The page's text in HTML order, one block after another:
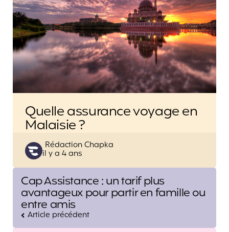
Quelle assurance voyage en
Malaisie ?
Posted
by
Rédaction Chapka
il y a 4 ans
Post
navigation
Cap Assistance : un tarif plus
avantageux pour partir en famille ou
entre amis
Article précédent